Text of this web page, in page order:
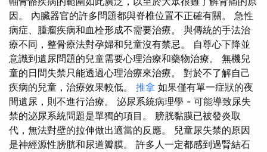
因。 內臟器官的許多問題都與脊椎位置不正確有關。 急性
病症、腫瘤疾病和血栓形成不需要治療。 與傳統的手法治
療不同，整骨療法對孕婦和兒童沒有禁忌。 自尊心下降並
意識到遺尿問題的兒童需要心理治療和藥物治療。 無機兒
童的日間失禁只能透過心理治療來治療。 對於不了解自己
疾病的兒童，治療效果較低。 推拿 如果僅有單一症狀的夜
間遺尿，則不進行治療。 泌尿系統病理學 - 可能導致尿失
禁的泌尿系統問題是單獨的項目。 膀胱黏膜已被發炎取
代，無法對壁的拉伸做出適當的反應。 兒童尿失禁的原因
是神經源性膀胱和尿道瓣膜。 許多人一定都感到過腎結石